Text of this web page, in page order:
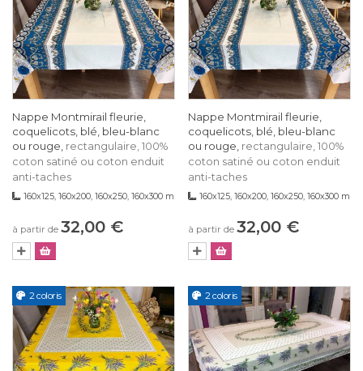
Nappe Montmirail fleurie,
coquelicots, blé, bleu-blanc
ou rouge, rectangulaire, 100%
coton satiné ou coton enduit
anti-taches
160x125, 160x200, 160x250, 160x300 m
à partir de 32,00 €
Nappe Montmirail fleurie,
coquelicots, blé, bleu-blanc
ou rouge, rectangulaire, 100%
coton satiné ou coton enduit
anti-taches
160x125, 160x200, 160x250, 160x300 m
à partir de 32,00 €
2 coloris 2 coloris